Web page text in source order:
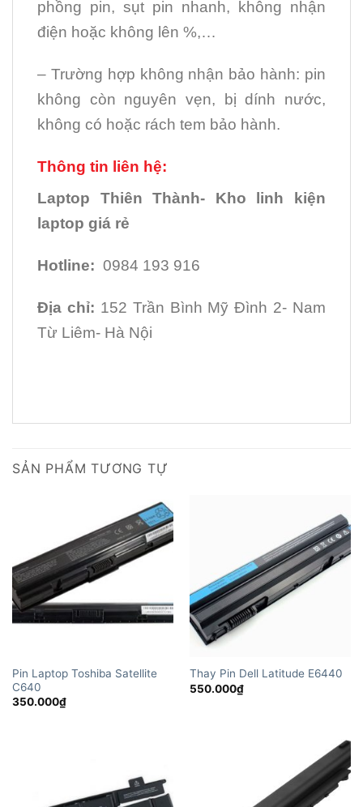
phồng pin, sụt pin nhanh, không nhận
điện hoặc không lên %,…
– Trường hợp không nhận bảo hành: pin
không còn nguyên vẹn, bị dính nước,
không có hoặc rách tem bảo hành.
Thông tin liên hệ:
Laptop Thiên Thành- Kho linh kiện
laptop giá rẻ
Hotline: 0984 193 916
Địa chỉ: 152 Trần Bình Mỹ Đình 2- Nam
Từ Liêm- Hà Nội
SẢN PHẨM TƯƠNG TỰ
Pin Laptop Toshiba Satellite
C640
350.000₫
Thay Pin Dell Latitude E6440
550.000₫